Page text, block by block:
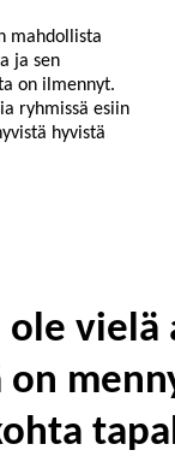
mahdollista
ja sen
on ilmennyt.
ryhmissä esiin
hyvistä
vielä